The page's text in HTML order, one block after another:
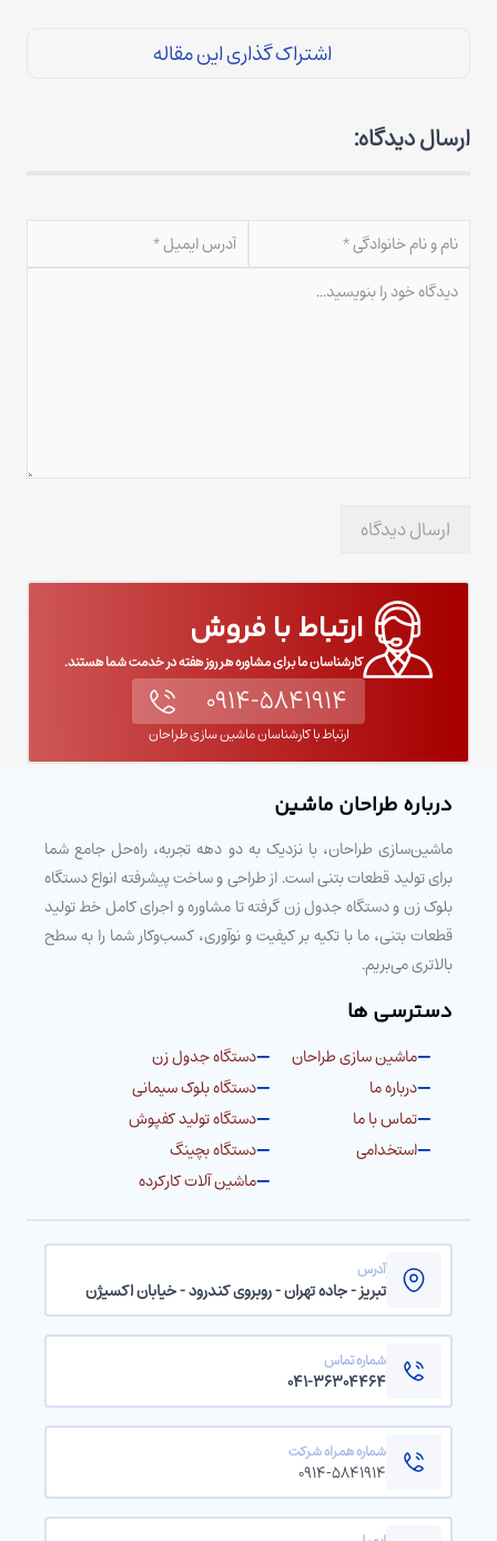
اشتراک گذاری این مقاله
ارسال دیدگاه:
ارسال دیدگاه
ارتباط با فروش
کارشناسان ما برای مشاوره هر روز هفته در خدمت شما هستند.
۰۹۱۴-۵۸۴۱۹۱۴
ارتباط با کارشناسان ماشین سازی طراحان
درباره طراحان ماشین
ماشین‌سازی طراحان، با نزدیک به دو دهه تجربه، راه‌حل جامع شما
برای تولید قطعات بتنی است. از طراحی و ساخت پیشرفته انواع دستگاه
بلوک زن و دستگاه جدول زن گرفته تا مشاوره و اجرای کامل خط تولید
قطعات بتنی، ما با تکیه بر کیفیت و نوآوری، کسب‌وکار شما را به سطح
بالاتری می‌بریم.
دسترسی ها
ماشین سازی طراحان
درباره ما
تماس با ما
استخدامی
دستگاه جدول زن
دستگاه بلوک سیمانی
دستگاه تولید کفپوش
دستگاه بچینگ
ماشین آلات کارکرده
آدرس
تبریز - جاده تهران - روبروی کندرود - خیابان اکسیژن
شماره تماس
۰۴۱-۳۶۳۰۴۴۶۴
شماره همراه شرکت
۰۹۱۴-۵۸۴۱۹۱۴